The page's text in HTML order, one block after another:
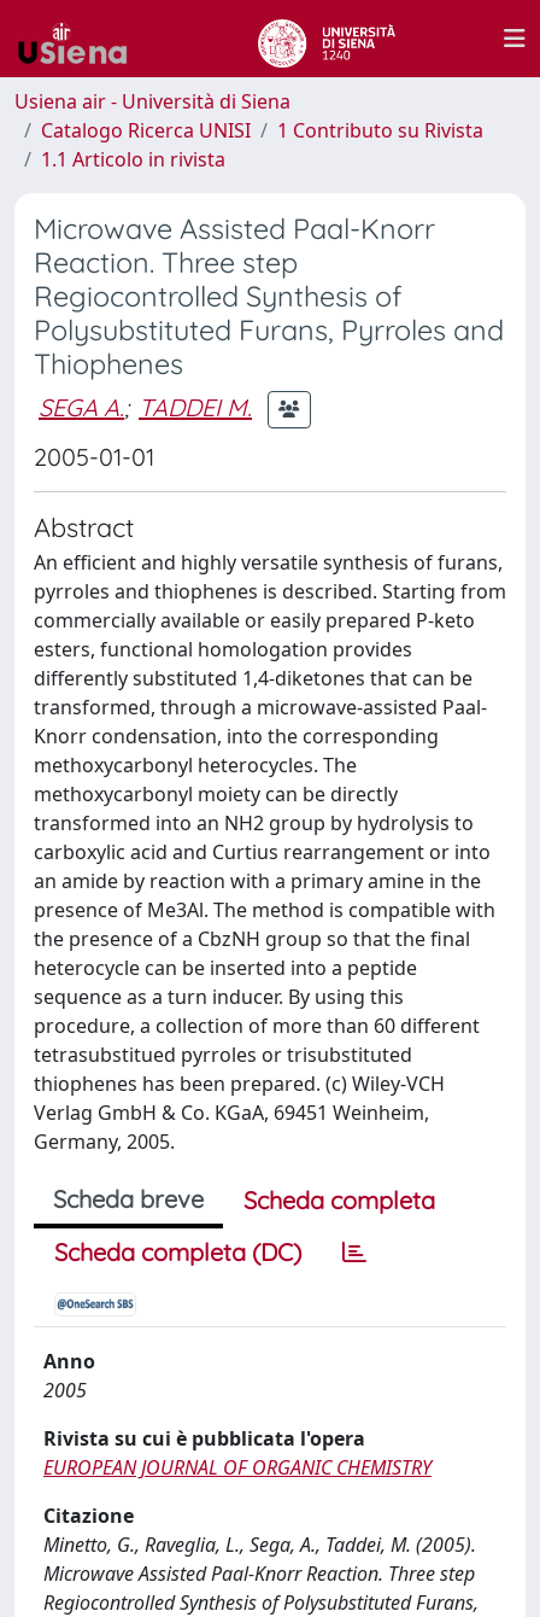
Usiena air - Università di Siena
Catalogo Ricerca UNISI
1 Contributo su Rivista
1.1 Articolo in rivista
Microwave Assisted Paal-Knorr
Reaction. Three step
Regiocontrolled Synthesis of
Polysubstituted Furans, Pyrroles and
Thiophenes
SEGA A.; TADDEI M.
2005-01-01
Abstract
An efficient and highly versatile synthesis of furans,
pyrroles and thiophenes is described. Starting from
commercially available or easily prepared P-keto
esters, functional homologation provides
differently substituted 1,4-diketones that can be
transformed, through a microwave-assisted Paal-
Knorr condensation, into the corresponding
methoxycarbonyl heterocycles. The
methoxycarbonyl moiety can be directly
transformed into an NH2 group by hydrolysis to
carboxylic acid and Curtius rearrangement or into
an amide by reaction with a primary amine in the
presence of Me3Al. The method is compatible with
the presence of a CbzNH group so that the final
heterocycle can be inserted into a peptide
sequence as a turn inducer. By using this
procedure, a collection of more than 60 different
tetrasubstitued pyrroles or trisubstituted
thiophenes has been prepared. (c) Wiley-VCH
Verlag GmbH & Co. KGaA, 69451 Weinheim,
Germany, 2005.
Scheda breve
Scheda completa
Scheda completa (DC)
Anno
2005
Rivista su cui è pubblicata l'opera
EUROPEAN JOURNAL OF ORGANIC CHEMISTRY
Citazione
Minetto, G., Raveglia, L., Sega, A., Taddei, M. (2005).
Microwave Assisted Paal-Knorr Reaction. Three step
Regiocontrolled Synthesis of Polysubstituted Furans,